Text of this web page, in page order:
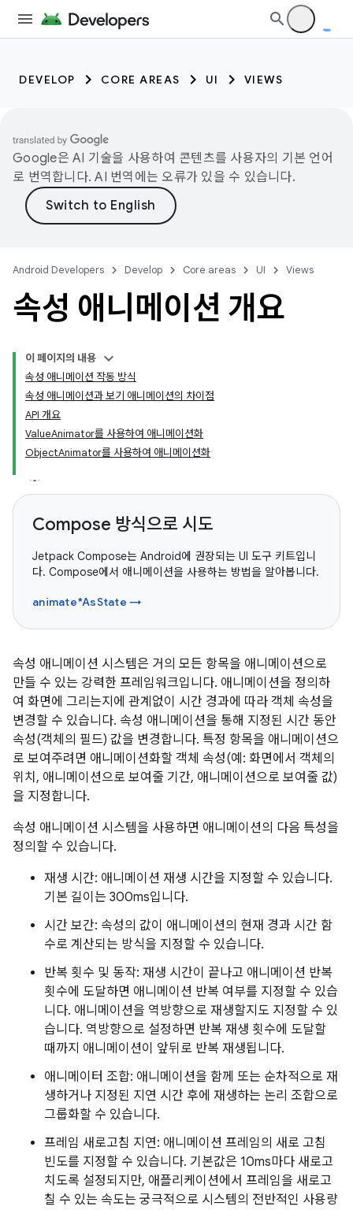
DEVELOP CORE AREAS UI VIEWS
Google은 AI 기술을 사용하여 콘텐츠를 사용자의 기본 언어
로 번역합니다. AI 번역에는 오류가 있을 수 있습니다.
Android Developers Develop Core areas UI Views
속성 애니메이션 개요
이 페이지의 내용
속성 애니메이션 작동 방식
속성 애니메이션과 보기 애니메이션의 차이점
API 개요
ValueAnimator를 사용하여 애니메이션화
ObjectAnimator를 사용하여 애니메이션화
Compose 방식으로 시도
Jetpack Compose는 Android에 권장되는 UI 도구 키트입니
다. Compose에서 애니메이션을 사용하는 방법을 알아봅니다.
animate*AsState →
속성 애니메이션 시스템은 거의 모든 항목을 애니메이션으로
만들 수 있는 강력한 프레임워크입니다. 애니메이션을 정의하
여 화면에 그리는지에 관계없이 시간 경과에 따라 객체 속성을
변경할 수 있습니다. 속성 애니메이션을 통해 지정된 시간 동안
속성(객체의 필드) 값을 변경합니다. 특정 항목을 애니메이션으
로 보여주려면 애니메이션화할 객체 속성(예: 화면에서 객체의
위치, 애니메이션으로 보여줄 기간, 애니메이션으로 보여줄 값)
을 지정합니다.
속성 애니메이션 시스템을 사용하면 애니메이션의 다음 특성을
정의할 수 있습니다.
재생 시간: 애니메이션 재생 시간을 지정할 수 있습니다.
기본 길이는 300ms입니다.
시간 보간: 속성의 값이 애니메이션의 현재 경과 시간 함
수로 계산되는 방식을 지정할 수 있습니다.
반복 횟수 및 동작: 재생 시간이 끝나고 애니메이션 반복
횟수에 도달하면 애니메이션 반복 여부를 지정할 수 있습
니다. 애니메이션을 역방향으로 재생할지도 지정할 수 있
습니다. 역방향으로 설정하면 반복 재생 횟수에 도달할
때까지 애니메이션이 앞뒤로 반복 재생됩니다.
애니메이터 조합: 애니메이션을 함께 또는 순차적으로 재
생하거나 지정된 지연 시간 후에 재생하는 논리 조합으로
그룹화할 수 있습니다.
프레임 새로고침 지연: 애니메이션 프레임의 새로 고침
빈도를 지정할 수 있습니다. 기본값은 10ms마다 새로고
치도록 설정되지만, 애플리케이션에서 프레임을 새로고
칠 수 있는 속도는 궁극적으로 시스템의 전반적인 사용량